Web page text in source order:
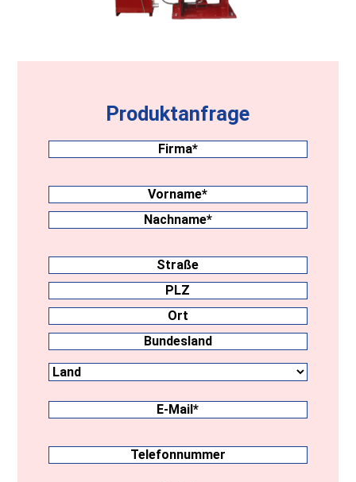
Produktanfrage
Firma(erforderlich)
Nachname(erforderlich)
Vorname
Anschrift
Straße
PLZ
Ort
E-
Mail(erforderlich)
Telefonnummer